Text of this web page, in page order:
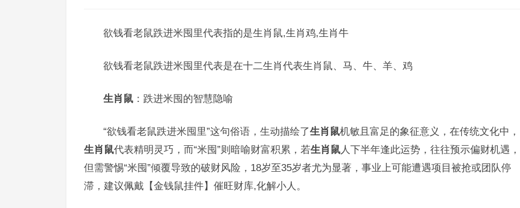
欲钱看老鼠跌进米囤里代表指的是生肖鼠,生肖鸡,生肖牛
欲钱看老鼠跌进米囤里代表是在十二生肖代表生肖鼠、马、牛、羊、鸡
生肖鼠 ：跌进米囤的智慧隐喻
“欲钱看老鼠跌进米囤里”这句俗语，生动描绘了生肖鼠机敏且富足的象征意义，在传统文化中，
生肖鼠代表精明灵巧，而“米囤”则暗喻财富积累，若生肖鼠 人下半年逢此运势，往往预示偏财机遇，
但需警惕“米囤”倾覆导致的破财风险，18岁至35岁者尤为显著，事业上可能遭遇项目被抢或团队停
滞，建议佩戴【金钱鼠挂件】催旺财库,化解小人。